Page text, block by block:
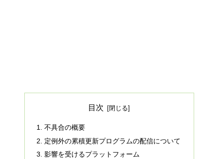
目次
不具合の概要
定例外の累積更新プログラムの配信について
影響を受けるプラットフォーム